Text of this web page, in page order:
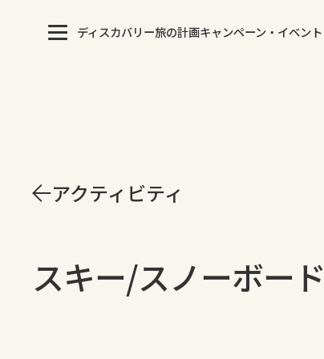
ディスカバリー旅の計画キャンペーン・イベント
アクティビティ
スキー/スノーボード